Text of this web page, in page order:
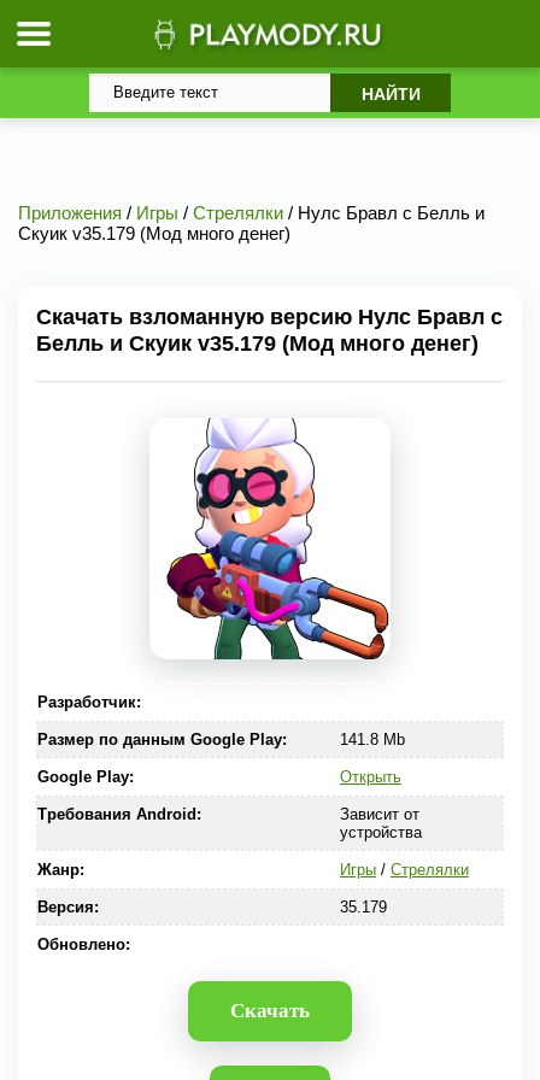
Приложения / Игры / Стрелялки / Нулс Бравл с Белль и
Скуик v35.179 (Мод много денег)
Скачать взломанную версию Нулс Бравл с
Белль и Скуик v35.179 (Мод много денег)
Разработчик:
Размер по данным Google Play: 141.8 Mb
Google Play: Открыть
Требования Android:
Зависит от
устройства
Жанр: Игры/ Стрелялки
Версия: 35.179
Обновлено:
Скачать